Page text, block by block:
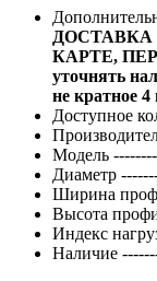
КАРТЕ,
уточнять
не кратное
Доступное
Модель
Диаметр
Ширина
Высота
Индекс
Наличие